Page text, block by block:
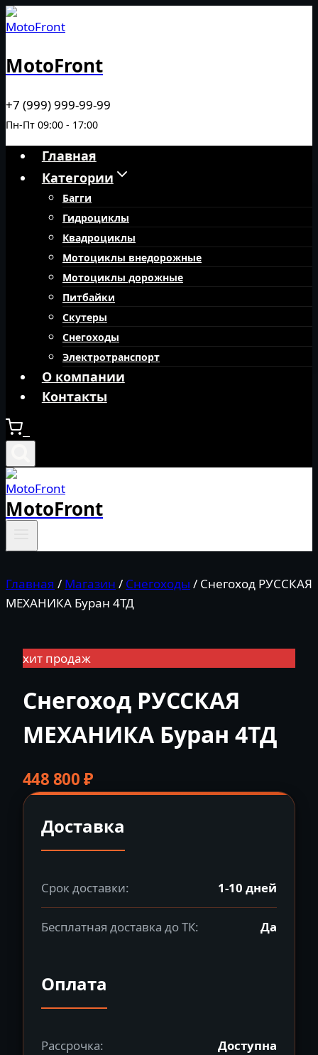
Перейти
к
MotoFront
+7 (999) 999-99-99
Пн-Пт 09:00 - 17:00
Главная
Категории
Багги
Гидроциклы
Квадроциклы
Мотоциклы внедорожные
Мотоциклы дорожные
Питбайки
Скутеры
Снегоходы
Электротранспорт
О компании
Контакты
MotoFront
Главная / Магазин / Снегоходы / Снегоход РУССКАЯ
МЕХАНИКА Буран 4ТД
хит продаж
Снегоход РУССКАЯ
МЕХАНИКА Буран 4ТД
448 800₽
Доставка
Срок доставки: 1-10 дней
Бесплатная доставка до ТК: Да
Оплата
Рассрочка: Доступна